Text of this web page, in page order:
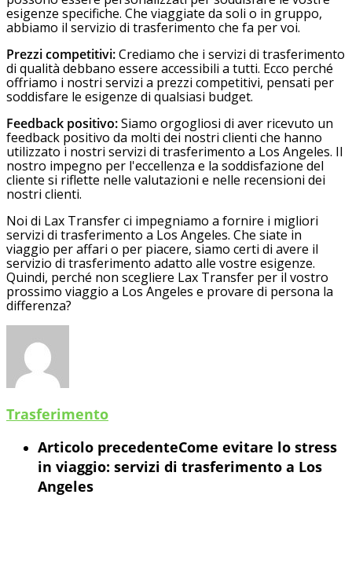
esigenze specifiche. Che viaggiate da soli o in gruppo,
abbiamo il servizio di trasferimento che fa per voi.
Prezzi competitivi:Crediamo che i servizi di trasferimento
di qualità debbano essere accessibili a tutti. Ecco perché
offriamo i nostri servizi a prezzi competitivi, pensati per
soddisfare le esigenze di qualsiasi budget.
Feedback positivo:Siamo orgogliosi di aver ricevuto un
feedback positivo da molti dei nostri clienti che hanno
utilizzato i nostri servizi di trasferimento a Los Angeles. Il
nostro impegno per l'eccellenza e la soddisfazione del
cliente si riflette nelle valutazioni e nelle recensioni dei
nostri clienti.
Noi di Lax Transfer ci impegniamo a fornire i migliori
servizi di trasferimento a Los Angeles. Che siate in
viaggio per affari o per piacere, siamo certi di avere il
servizio di trasferimento adatto alle vostre esigenze.
Quindi, perché non scegliere Lax Transfer per il vostro
prossimo viaggio a Los Angeles e provare di persona la
differenza?
Trasferimento
Articolo precedenteCome evitare lo stress
in viaggio: servizi di trasferimento a Los
Angeles